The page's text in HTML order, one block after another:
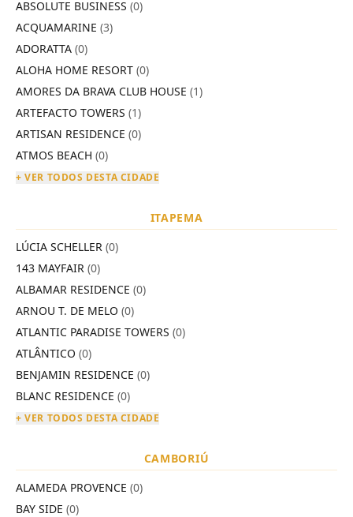
ABSOLUTE BUSINESS (0)
ACQUAMARINE (3)
ADORATTA (0)
ALOHA HOME RESORT (0)
AMORES DA BRAVA CLUB HOUSE (1)
ARTEFACTO TOWERS (1)
ARTISAN RESIDENCE (0)
ATMOS BEACH (0)
+ VER TODOS DESTA CIDADE
ITAPEMA
LÚCIA SCHELLER (0)
143 MAYFAIR (0)
ALBAMAR RESIDENCE (0)
ARNOU T. DE MELO (0)
ATLANTIC PARADISE TOWERS (0)
ATLÂNTICO (0)
BENJAMIN RESIDENCE (0)
BLANC RESIDENCE (0)
+ VER TODOS DESTA CIDADE
CAMBORIÚ
ALAMEDA PROVENCE (0)
BAY SIDE (0)